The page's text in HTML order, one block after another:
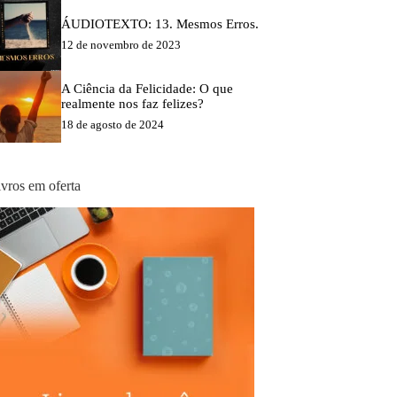
ÁUDIOTEXTO: 13. Mesmos Erros.
12 de novembro de 2023
A Ciência da Felicidade: O que
realmente nos faz felizes?
18 de agosto de 2024
em oferta